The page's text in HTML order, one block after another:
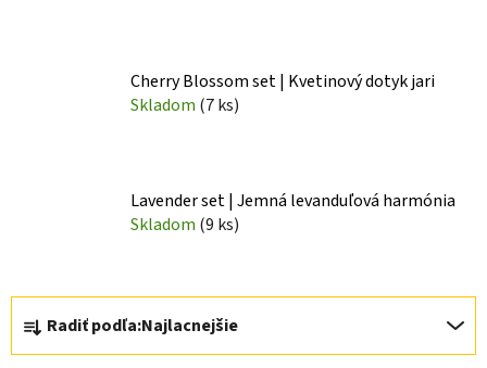
Cherry Blossom set | Kvetinový dotyk jari
Skladom (7 ks)
Lavender set | Jemná levanduľová harmónia
Skladom (9 ks)
a
Radiť podľa:Najlacnejšie